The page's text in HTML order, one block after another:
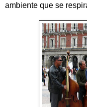
ambiente que se